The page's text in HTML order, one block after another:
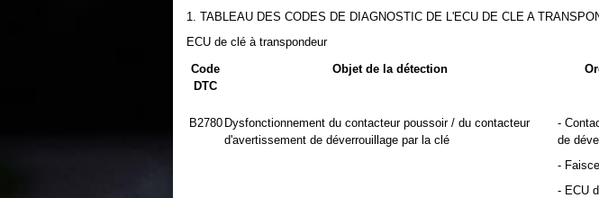
1. TABLEAU DES CODES DE DIAGNOSTIC DE L'ECU DE CLE A
ECU de clé à transpondeur
Code
DTC
Objet de la détection
B2780 Dysfonctionnement du contacteur poussoir / du contacteur
d'avertissement de déverrouillage par la clé
-
de
-
- ECU